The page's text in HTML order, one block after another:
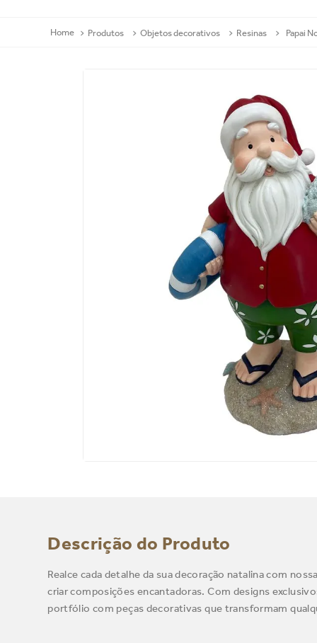
Produtos Objetos decorativos Resinas Papai
Descrição do Produto
Realce cada detalhe da sua decoração natalina com
criar composições encantadoras. Com designs
portfólio com peças decorativas que transformam